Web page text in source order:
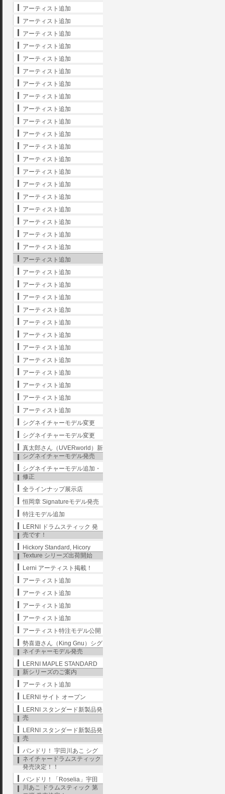
アーティスト追加
アーティスト追加
アーティスト追加
アーティスト追加
アーティスト追加
アーティスト追加
アーティスト追加
アーティスト追加
アーティスト追加
アーティスト追加
アーティスト追加
アーティスト追加
アーティスト追加
アーティスト追加
アーティスト追加
アーティスト追加
アーティスト追加
アーティスト追加
アーティスト追加
アーティスト追加
アーティスト追加
アーティスト追加
アーティスト追加
アーティスト追加
アーティスト追加
アーティスト追加
アーティスト追加
アーティスト追加
アーティスト追加
アーティスト追加
アーティスト追加
アーティスト追加
アーティスト追加
シグネイチャーモデル変更
シグネイチャーモデル変更
真太郎さん（UVERworld）新
シグネイチャーモデル発売
シグネイチャーモデル追加・
修正
全ラインナップ展示店
恒岡章 Signatureモデル発売
特注モデル追加
LERNI ドラムスティック 発
売です！
Hickory Standard, Hicory
Texture シリーズ出荷開始
Lerni アーティスト掲載！
アーティスト追加
アーティスト追加
アーティスト追加
アーティスト追加
アーティスト特注モデル公開
勢喜遊さん（King Gnu）シグ
ネイチャーモデル発売
LERNI MAPLE STANDARD
新シリーズのご案内
アーティスト追加
LERNI サイト オープン
LERNI スタンダード新製品発
売
LERNI スタンダード新製品発
売
バンドリ！ 宇田川あこ シグ
ネイチャードラムスティック
発売決定！！
バンドリ！「Roselia」宇田
川あこ ドラムスティック 第